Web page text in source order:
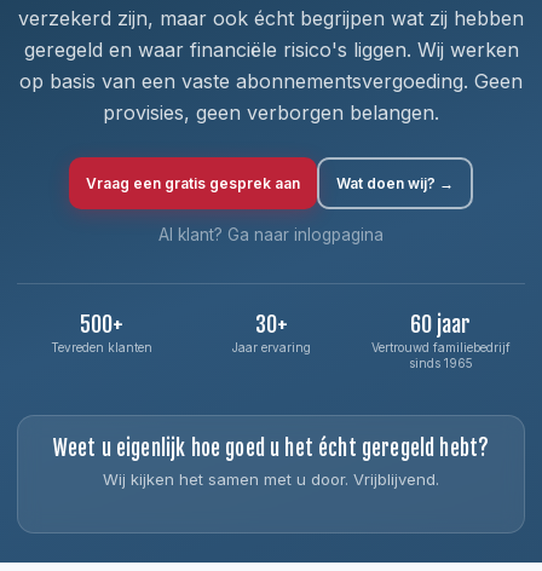
verzekerd zijn, maar ook écht begrijpen wat zij hebben
geregeld en waar financiële risico's liggen. Wij werken
op basis van een vaste abonnementsvergoeding. Geen
provisies, geen verborgen belangen.
Vraag een gratis gesprek aan Wat doen wij? →
Al klant? Ga naar inlogpagina
500+
Tevreden klanten
30+
Jaar ervaring
60 jaar
Vertrouwd familiebedrijf
sinds 1965
Weet u eigenlijk hoe goed u het écht geregeld hebt?
Wij kijken het samen met u door. Vrijblijvend.